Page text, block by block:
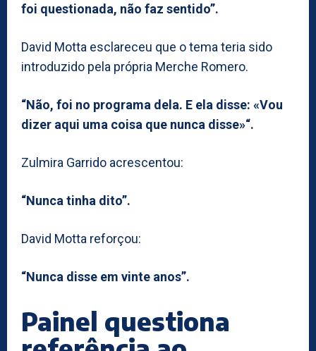
foi questionada, não faz sentido”.
David Motta esclareceu que o tema teria sido
introduzido pela própria Merche Romero.
“Não, foi no programa dela. E ela disse: «Vou
dizer aqui uma coisa que nunca disse»“.
Zulmira Garrido acrescentou:
“Nunca tinha dito”.
David Motta reforçou:
“Nunca disse em vinte anos”.
Painel questiona